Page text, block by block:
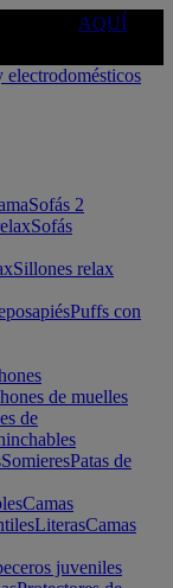
AQUÍ
Sofás 2
Sofás
Sillones relax
Puffs con
de muelles
de
SomieresPatas de
Camas
LiterasCamas
juveniles